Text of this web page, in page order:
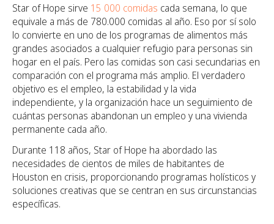
Star of Hope sirve 15 000 comidas cada semana, lo que
equivale a más de 780.000 comidas al año. Eso por sí solo
lo convierte en uno de los programas de alimentos más
grandes asociados a cualquier refugio para personas sin
hogar en el país. Pero las comidas son casi secundarias en
comparación con el programa más amplio. El verdadero
objetivo es el empleo, la estabilidad y la vida
independiente, y la organización hace un seguimiento de
cuántas personas abandonan un empleo y una vivienda
permanente cada año.
Durante 118 años, Star of Hope ha abordado las
necesidades de cientos de miles de habitantes de
Houston en crisis, proporcionando programas holísticos y
soluciones creativas que se centran en sus circunstancias
específicas.